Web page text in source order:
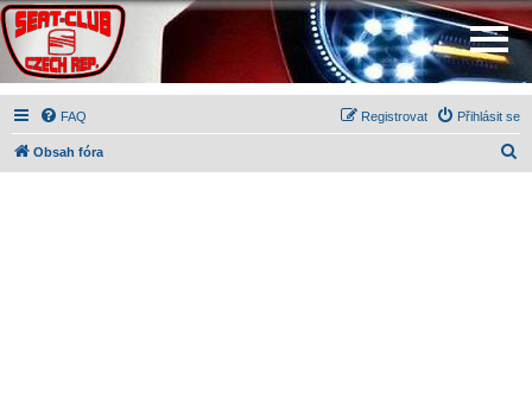
FAQ Přihlásit se
Registrovat
Obsah fóra